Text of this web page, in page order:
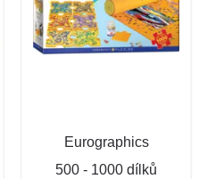
Eurographics
500 - 1000 dílků